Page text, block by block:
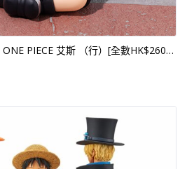
[12月預定][再販]LOOK UP ONE PIECE 艾斯 （行）[全數HK$260/訂金$100]